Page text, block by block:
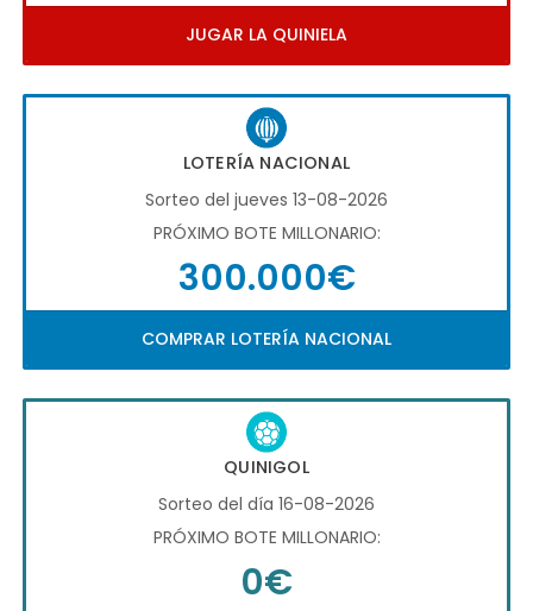
JUGAR LA QUINIELA
LOTERÍA NACIONAL
Sorteo del jueves 13-08-2026
PRÓXIMO BOTE MILLONARIO:
300.000€
COMPRAR LOTERÍA NACIONAL
QUINIGOL
Sorteo del día 16-08-2026
PRÓXIMO BOTE MILLONARIO:
0€